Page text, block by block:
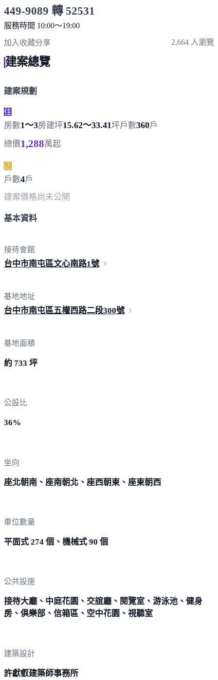
449-9089 轉 52531
服務時間 10:00～19:00
加入收藏分享 2,664 人瀏覽
建案總覽
建案規劃
住
房數1～3房建坪15.62～33.41坪戶數360戶
總價1,288萬起
店
戶數4戶
建案價格尚未公開
基本資料
接待會館
台中市南屯區文心南路1號
基地地址
台中市南屯區五權西路二段300號
基地面積
約 733 坪
公設比
36%
坐向
座北朝南、座南朝北、座西朝東、座東朝西
車位數量
平面式 274 個、機械式 90 個
公共設施
接待大廳、中庭花園、交誼廳、閱覽室、游泳池、健身
房、俱樂部、信箱區、空中花園、視聽室
建築設計
許獻叡建築師事務所